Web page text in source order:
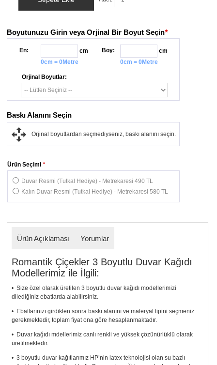
Boyutunuzu Girin veya Orjinal Bir Boyut Seçin*
En:
cm
0cm = 0Metre
Boy:
cm
0cm = 0Metre
Orjinal Boyutlar:
*
Ürün Seçimi
Duvar Resmi (Tutkal Hediye) - Metrekaresi 490 TL
Kalın Duvar Resmi (Tutkal Hediye) - Metrekaresi 580 TL
Baskı Alanını Seçin
Orjinal boyutlardan seçmediyseniz, baskı alanını seçin.
Ürün Açıklaması Yorumlar
Romantik Çiçekler 3 Boyutlu Duvar Kağıdı
Modellerimiz ile İlgili:
• Size özel olarak üretilen 3 boyutlu duvar kağıdı modellerimizi
dilediğiniz ebatlarda alabilirsiniz.
• Ebatlarınızı girdikten sonra baskı alanını ve materyal tipini seçmeniz
gerekmektedir, toplam fiyat ona göre hesaplanmaktadır.
• Duvar kağıdı mdellerimiz canlı renkli ve yüksek çözünürlüklü olarak
üretilmektedir.
• 3 boyutlu duvar kağıtlarımız HP’nin latex teknolojisi olan su bazlı